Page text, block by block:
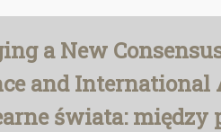
a New
and
świata: